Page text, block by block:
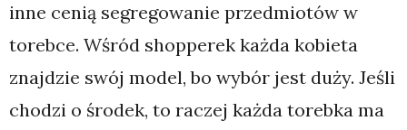
inne cenią segregowanie przedmiotów w
torebce. Wśród shopperek każda kobieta
znajdzie swój model, bo wybór jest duży. Jeśli
chodzi o środek, to raczej każda torebka ma